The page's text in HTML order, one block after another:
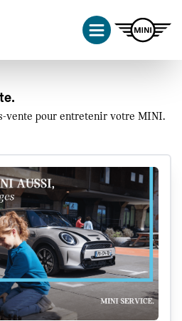
vente pour entretenir votre MINI.